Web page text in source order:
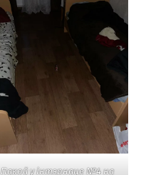
Пакой у інтэрнаце №4 на